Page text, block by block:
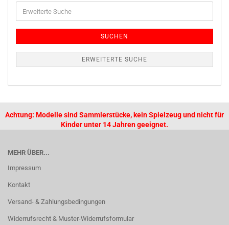
SUCHEN
ERWEITERTE SUCHE
Achtung: Modelle sind Sammlerstücke, kein Spielzeug und nicht für
Kinder unter 14 Jahren geeignet.
MEHR ÜBER...
Impressum
Kontakt
Versand- & Zahlungsbedingungen
Widerrufsrecht & Muster-Widerrufsformular